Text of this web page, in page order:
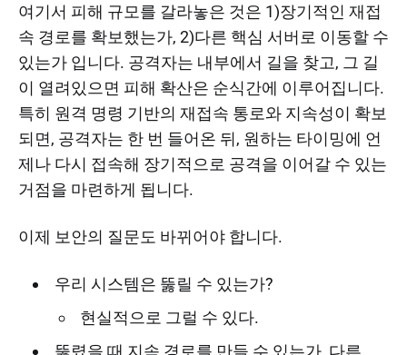
여기서 피해 규모를 갈라놓은 것은 1)장기적인 재접
속 경로를 확보했는가, 2)다른 핵심 서버로 이동할 수
있는가 입니다. 공격자는 내부에서 길을 찾고, 그 길
이 열려있으면 피해 확산은 순식간에 이루어집니다.
특히 원격 명령 기반의 재접속 통로와 지속성이 확보
되면, 공격자는 한 번 들어온 뒤, 원하는 타이밍에 언
제나 다시 접속해 장기적으로 공격을 이어갈 수 있는
거점을 마련하게 됩니다.
이제 보안의 질문도 바뀌어야 합니다.
우리 시스템은 뚫릴 수 있는가?
현실적으로 그럴 수 있다.
뚫렸을 때 지속 경로를 만들 수 있는가, 다른